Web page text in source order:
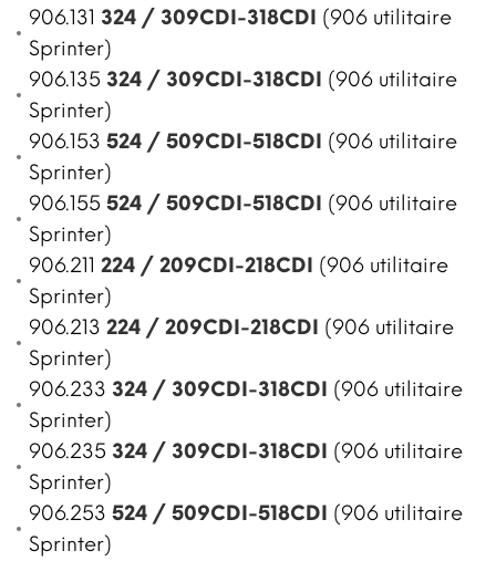
906.131 324 / 309CDI-318CDI (906 utilitaire
Sprinter)
906.135 324 / 309CDI-318CDI (906 utilitaire
Sprinter)
906.153 524 / 509CDI-518CDI (906 utilitaire
Sprinter)
906.155 524 / 509CDI-518CDI (906 utilitaire
Sprinter)
906.211 224 / 209CDI-218CDI (906 utilitaire
Sprinter)
906.213 224 / 209CDI-218CDI (906 utilitaire
Sprinter)
906.233 324 / 309CDI-318CDI (906 utilitaire
Sprinter)
906.235 324 / 309CDI-318CDI (906 utilitaire
Sprinter)
906.253 524 / 509CDI-518CDI (906 utilitaire
Sprinter)